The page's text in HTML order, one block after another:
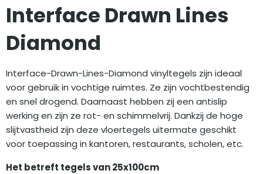
Interface Drawn Lines
Diamond
Interface-Drawn-Lines-Diamond vinyltegels zijn ideaal
voor gebruik in vochtige ruimtes. Ze zijn vochtbestendig
en snel drogend. Daarnaast hebben zij een antislip
werking en zijn ze rot- en schimmelvrij. Dankzij de hoge
slijtvastheid zijn deze vloertegels uitermate geschikt
voor toepassing in kantoren, restaurants, scholen, etc.
Het betreft tegels van 25x100cm